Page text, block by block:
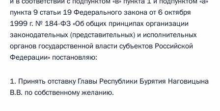
пункта 9 статьи 19 Федерального закона от 6 октября
1999 г. № 184-ФЗ «Об общих принципах организации
законодательных (представительных) и исполнительных
органов государственной власти субъектов Российской
Федерации» постановляю:
1. Принять отставку Главы Республики Бурятия Наговицына
В.В. по собственному желанию.